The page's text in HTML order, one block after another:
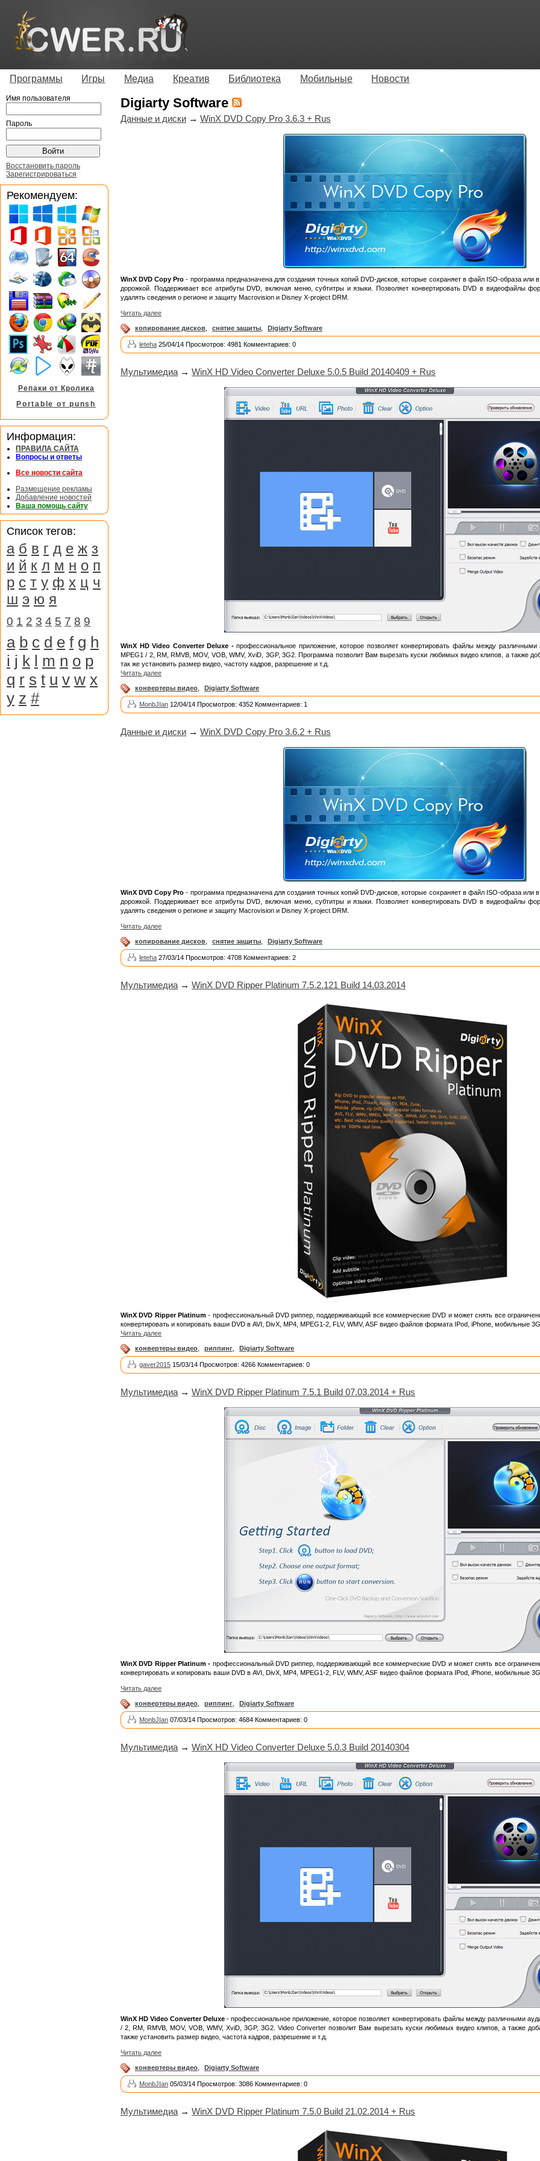
Программы Игры Медиа Креатив Библиотека Мобильные Новости
Digiarty Software
Данные и диски → WinX DVD Copy Pro 3.6.3 + Rus
WinX DVD Copy Pro - программа предназначена для создания точных копий DVD-дисков, которые сохраняет в файл ISO-образа или
дорожкой. Поддерживает все атрибуты DVD, включая меню, субтитры и языки. Позволяет конвертировать DVD в видеофайлы
удалять сведения о регионе и защиту Macrovision и Disney X-project DRM.
Читать далее
копирование дисков снятие защиты Digiarty Software
leteha 25/04/14 Просмотров: 4981 Комментариев: 0
Мультимедиа → WinX HD Video Converter Deluxe 5.0.5 Build 20140409 + Rus
WinX HD Video Converter Deluxe -профессиональное приложение, которое позволяет конвертировать файлы между
MPEG1 / 2, RM, RMVB, MOV, VOB, WMV, XviD, 3GP, 3G2. Программа позволит Вам вырезать куски любимых видео клипов, а также
так же установить размер видео, частоту кадров, разрешение и т.д.
Читать далее
конвертеры видео Digiarty Software
MonbJIan 12/04/14 Просмотров: 4352 Комментариев: 1
Данные и диски → WinX DVD Copy Pro 3.6.2 + Rus
WinX DVD Copy Pro - программа предназначена для создания точных копий DVD-дисков, которые сохраняет в файл ISO-образа или
дорожкой. Поддерживает все атрибуты DVD, включая меню, субтитры и языки. Позволяет конвертировать DVD в видеофайлы
удалять сведения о регионе и защиту Macrovision и Disney X-project DRM.
Читать далее
копирование дисков снятие защиты Digiarty Software
leteha 27/03/14 Просмотров: 4708 Комментариев: 2
Мультимедиа → WinX DVD Ripper Platinum 7.5.2.121 Build 14.03.2014
WinX DVD Ripper Platinum- профессиональный DVD риппер, поддерживающий все коммерческие DVD и может снять все
конвертировать и копировать ваши DVD в AVI, DivX, MP4, MPEG1-2, FLV, WMV, ASF видео файлов формата IPod, iPhone, мобильные
Читать далее
конвертеры видео риппинг Digiarty Software
gaver2015 15/03/14 Просмотров: 4266 Комментариев: 0
Мультимедиа → WinX DVD Ripper Platinum 7.5.1 Build 07.03.2014 + Rus
WinX DVD Ripper Platinum - профессиональный DVD риппер, поддерживающий все коммерческие DVD и может снять все
конвертировать и копировать ваши DVD в AVI, DivX, MP4, MPEG1-2, FLV, WMV, ASF видео файлов формата IPod, iPhone, мобильные
Читать далее
конвертеры видео риппинг Digiarty Software
MonbJIan 07/03/14 Просмотров: 4684 Комментариев: 0
Мультимедиа → WinX HD Video Converter Deluxe 5.0.3 Build 20140304
WinX HD Video Converter Deluxe - профессиональное приложение, которое позволяет конвертировать файлы между различными
/ 2, RM, RMVB, MOV, VOB, WMV, XviD, 3GP, 3G2. Video Converter позволит Вам вырезать куски любимых видео клипов, а также
также установить размер видео, частота кадров, разрешение и т.д.
Читать далее
конвертеры видео Digiarty Software
MonbJIan 05/03/14 Просмотров: 3086 Комментариев: 0
Мультимедиа → WinX DVD Ripper Platinum 7.5.0 Build 21.02.2014 + Rus
Имя пользователя
Пароль
Восстановить пароль
Зарегистрироваться
Рекомендуем:
Репаки от Кролика
Portable от punsh
Информация:
ПРАВИЛА САЙТА
Вопросы и ответы
Все новости сайта
Размещение рекламы
Добавление новостей
Ваша помощь сайту
Список тегов:
а б в г д е ж з
и й к л м н о п
р с т у ф х ц ч
ш э ю я
0 1 2 3 4 5 7 8 9
a b c d e f g h
i j k l m n o p
q r s t u v w x
y z #